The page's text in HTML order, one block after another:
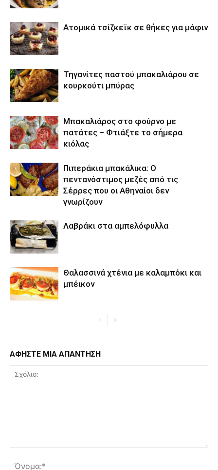
Ατομικά τσίζκεϊκ σε θήκες για μάφιν
Τηγανίτες παστού μπακαλιάρου σε
κουρκούτι μπύρας
Μπακαλιάρος στο φούρνο με
πατάτες – Φτιάξτε το σήμερα
κιόλας
Πιπεράκια μπακάλικα: Ο
πεντανόστιμος μεζές από τις
Σέρρες που οι Αθηναίοι δεν
γνωρίζουν
Λαβράκι στα αμπελόφυλλα
Θαλασσινά χτένια με καλαμπόκι και
μπέικον
ΑΦΗΣΤΕ ΜΙΑ ΑΠΑΝΤΗΣΗ